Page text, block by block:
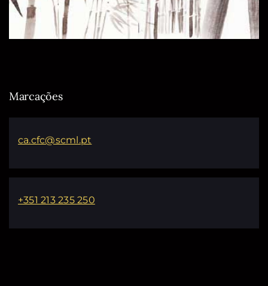
Marcações
ca.cfc@scml.pt
+351 213 235 250